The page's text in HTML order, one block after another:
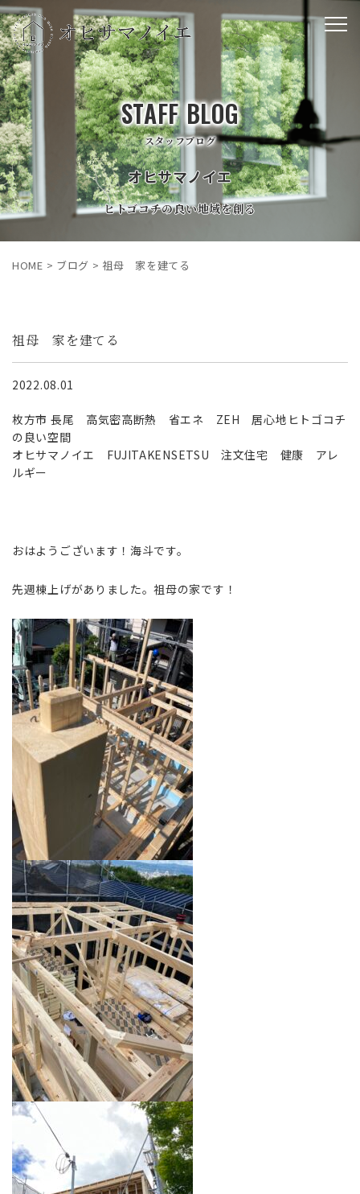
オヒサマノイエ
ヒトゴコチの良い地域を創る
STAFF BLOG
スタッフブログ
HOME > ブログ > 祖母 家を建てる
祖母 家を建てる
2022.08.01
枚方市 長尾 高気密高断熱 省エネ ZEH 居心地ヒトゴコチ
の良い空間
オヒサマノイエ FUJITAKENSETSU 注文住宅 健康 アレ
ルギー
おはようございます！海斗です。
先週棟上げがありました。祖母の家です！